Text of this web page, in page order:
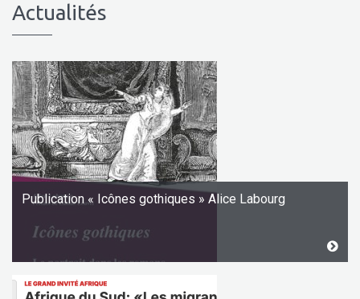
Actualités
Publication « Icônes gothiques » Alice Labourg